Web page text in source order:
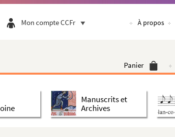
Mon compte CCFr À propos
Panier
Manuscrits et
Archives